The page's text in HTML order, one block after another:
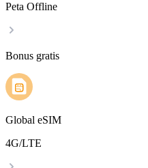
Peta Offline
Bonus gratis
Global eSIM
4G/LTE